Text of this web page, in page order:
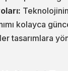
kolayca
tasarımlara